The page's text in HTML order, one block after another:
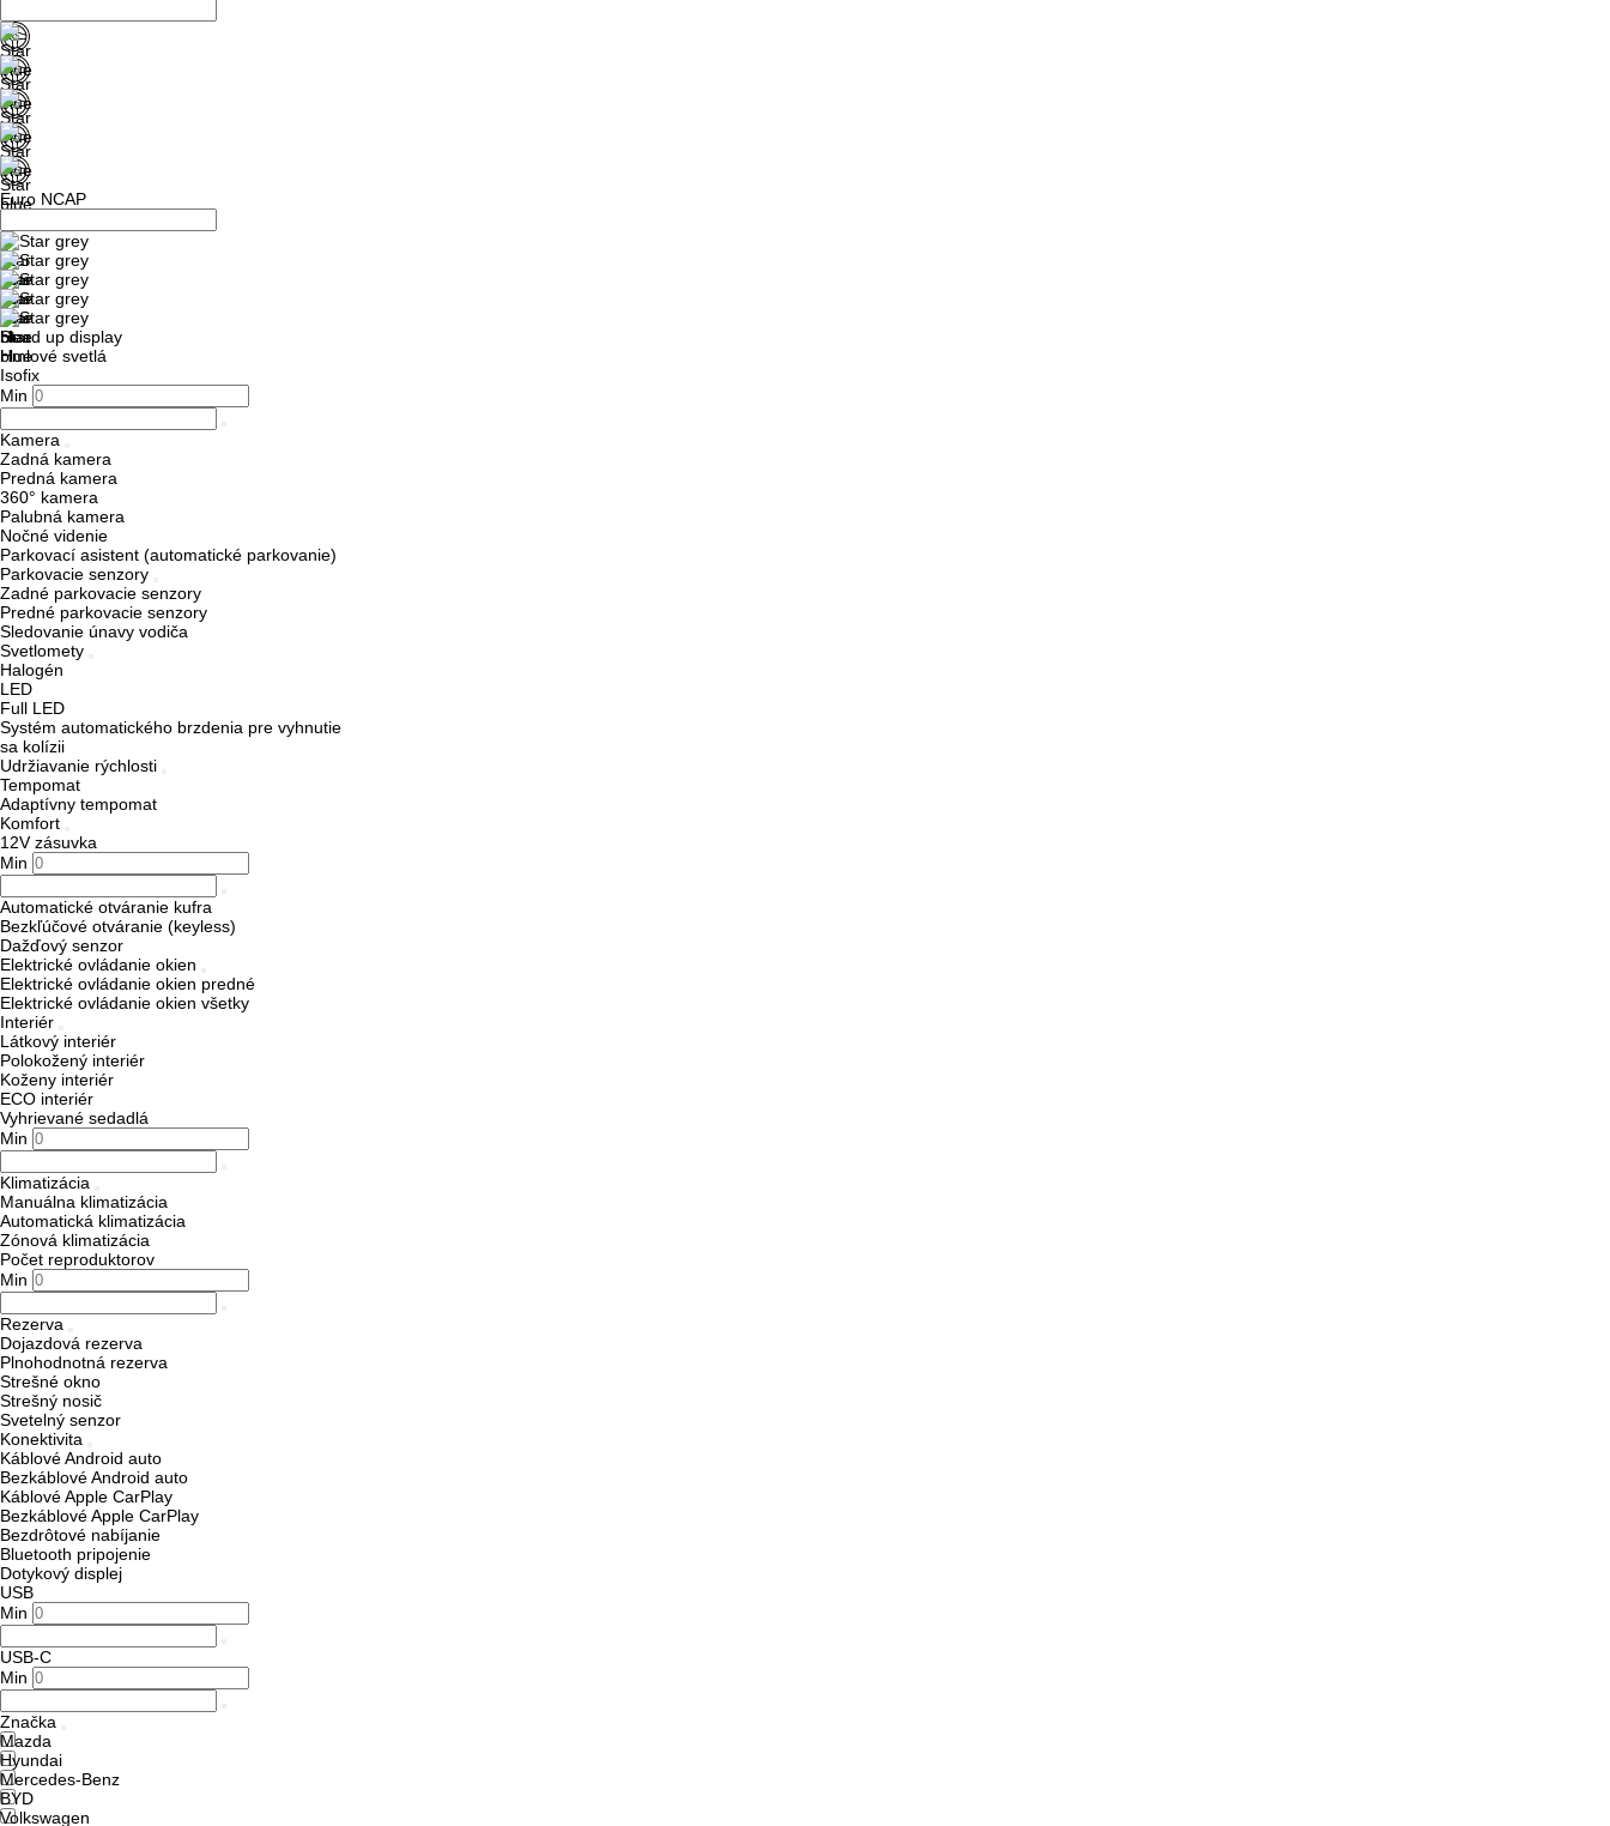
Euro NCAP
Head up display
Hmlové svetlá
Isofix
Min
Kamera
Zadná kamera
Predná kamera
360° kamera
Palubná kamera
Nočné videnie
Parkovací asistent (automatické parkovanie)
Parkovacie senzory
Zadné parkovacie senzory
Predné parkovacie senzory
Sledovanie únavy vodiča
Svetlomety
Halogén
LED
Full LED
Systém automatického brzdenia pre vyhnutie
sa kolízii
Udržiavanie rýchlosti
Tempomat
Adaptívny tempomat
Komfort
12V zásuvka
Min
Automatické otváranie kufra
Bezkľúčové otváranie (keyless)
Dažďový senzor
Elektrické ovládanie okien
Elektrické ovládanie okien predné
Elektrické ovládanie okien všetky
Interiér
Látkový interiér
Polokožený interiér
Koženy interiér
ECO interiér
Vyhrievané sedadlá
Min
Klimatizácia
Manuálna klimatizácia
Automatická klimatizácia
Zónová klimatizácia
Počet reproduktorov
Min
Rezerva
Dojazdová rezerva
Plnohodnotná rezerva
Strešné okno
Strešný nosič
Svetelný senzor
Konektivita
Káblové Android auto
Bezkáblové Android auto
Káblové Apple CarPlay
Bezkáblové Apple CarPlay
Bezdrôtové nabíjanie
Bluetooth pripojenie
Dotykový displej
USB
Min
USB-C
Min
Značka
Mazda
Hyundai
Mercedes-Benz
BYD
Volkswagen